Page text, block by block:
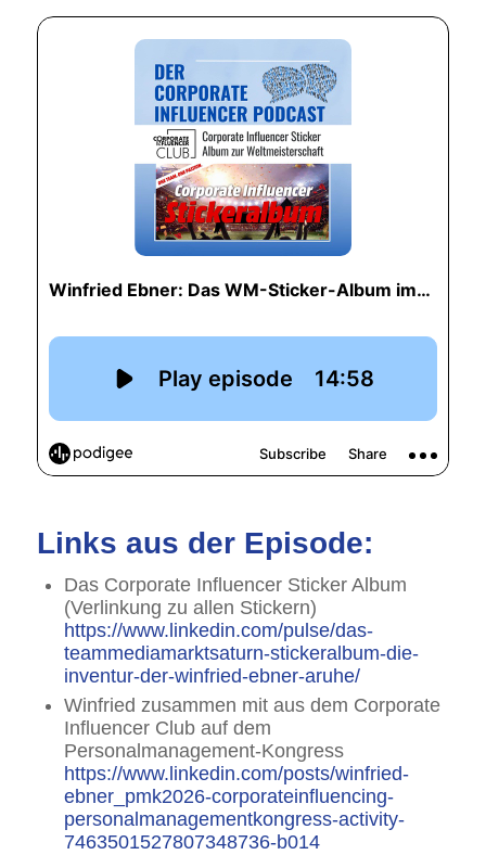
Links aus der Episode:
Das Corporate Influencer Sticker Album
(Verlinkung zu allen Stickern)
https://www.linkedin.com/pulse/das-
teammediamarktsaturn-stickeralbum-die-
inventur-der-winfried-ebner-aruhe/
Winfried zusammen mit aus dem Corporate
Influencer Club auf dem
Personalmanagement-Kongress
https://www.linkedin.com/posts/winfried-
ebner_pmk2026-corporateinfluencing-
personalmanagementkongress-activity-
7463501527807348736-b014